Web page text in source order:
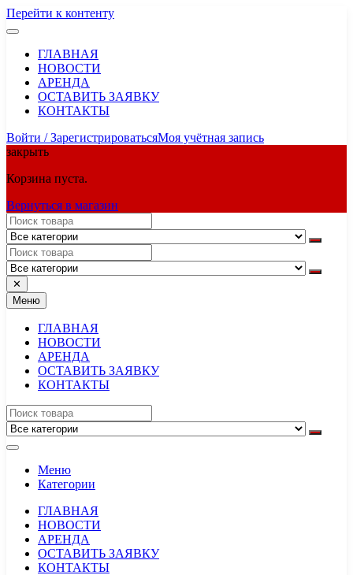
Перейти к контенту
ГЛАВНАЯ
НОВОСТИ
АРЕНДА
ОСТАВИТЬ ЗАЯВКУ
КОНТАКТЫ
Войти / ЗарегистрироватьсяМоя учётная запись
закрыть
Корзина пуста.
Вернуться в магазин
✕
Меню
ГЛАВНАЯ
НОВОСТИ
АРЕНДА
ОСТАВИТЬ ЗАЯВКУ
КОНТАКТЫ
Меню
Категории
ГЛАВНАЯ
НОВОСТИ
АРЕНДА
ОСТАВИТЬ ЗАЯВКУ
КОНТАКТЫ